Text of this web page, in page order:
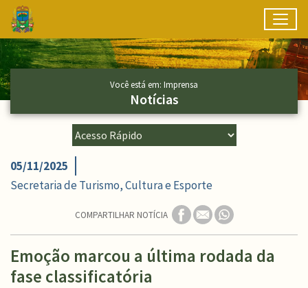
Ir para conteúdo principal
Conteúdo Principal
Você está em: Imprensa
Notícias
05/11/2025
Secretaria de Turismo, Cultura e Esporte
COMPARTILHAR NOTÍCIA
Emoção marcou a última rodada da
fase classificatória